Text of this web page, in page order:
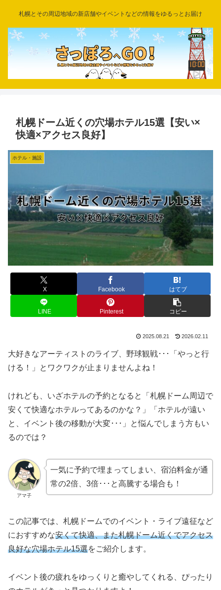
札幌とその周辺地域の新店舗やイベントなどの情報をゆるっとお届け
札幌ドーム近くの穴場ホテル15選【安い×
快適×アクセス良好】
ホテル・施設
X Facebook はてブ
LINE Pinterest コピー
2025.08.21 2026.02.11
大好きなアーティストのライブ、野球観戦･･･「やっと行
ける！」とワクワクが止まりませんよね！
けれども、いざホテルの予約となると「札幌ドーム周辺で
安くて快適なホテルってあるのかな？」「ホテルが遠い
と、イベント後の移動が大変･･･」と悩んでしまう方もい
るのでは？
アマ子
一気に予約で埋まってしまい、宿泊料金が通
常の2倍、3倍･･･と高騰する場合も！
この記事では、札幌ドームでのイベント・ライブ遠征など
におすすめな安くて快適、また札幌ドーム近くでアクセス
良好な穴場ホテル15選をご紹介します。
イベント後の疲れをゆっくりと癒やしてくれる、ぴったり